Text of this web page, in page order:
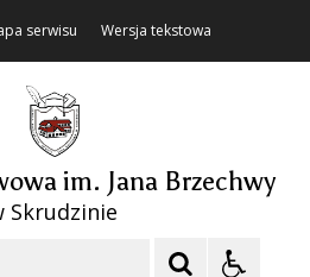
serwisu Wersja tekstowa
im. Jana Brzechwy
Skrudzinie